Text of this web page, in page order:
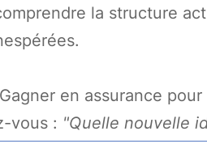
la structure
en assurance
vous : "Quelle nouvelle